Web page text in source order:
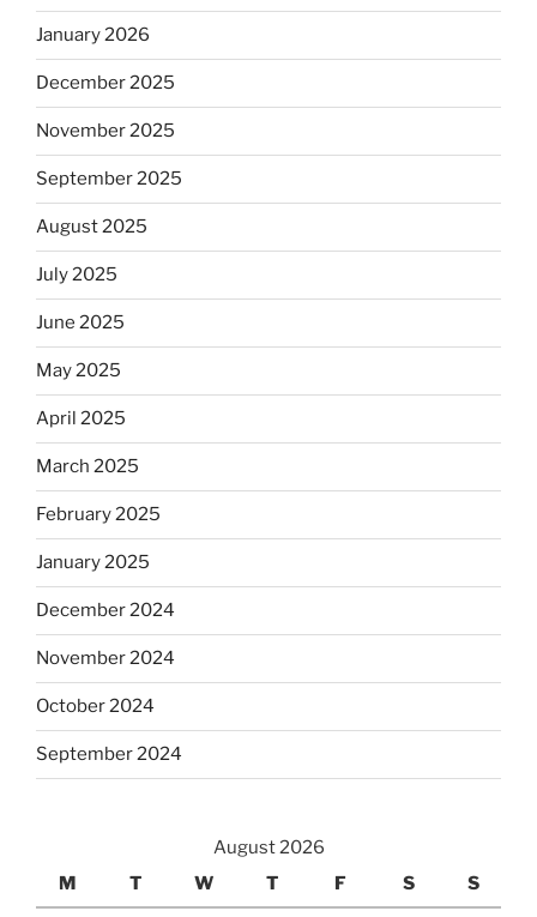
January 2026
December 2025
November 2025
September 2025
August 2025
July 2025
June 2025
May 2025
April 2025
March 2025
February 2025
January 2025
December 2024
November 2024
October 2024
September 2024
August 2026
M
T W T F S S